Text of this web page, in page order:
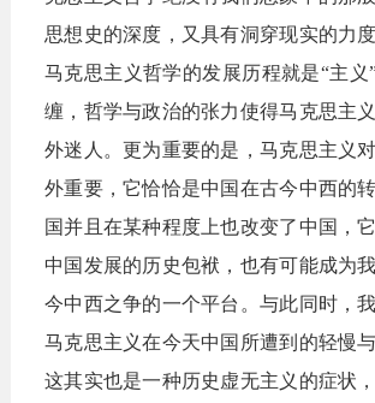
思想史的深度，又具有洞穿现实的力
马克思主义哲学的发展历程就是“主义
缠，哲学与政治的张力使得马克思主
外迷人。更为重要的是，马克思主义
外重要，它恰恰是中国在古今中西的
国并且在某种程度上也改变了中国，
中国发展的历史包袱，也有可能成为
今中西之争的一个平台。与此同时，
马克思主义在今天中国所遭到的轻慢
这其实也是一种历史虚无主义的症状